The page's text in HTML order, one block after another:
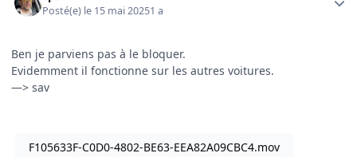
Posté(e) le 15 mai 20251 a
Ben je parviens pas à le bloquer.
Evidemment il fonctionne sur les autres voitures.
—> sav
F105633F-C0D0-4802-BE63-EEA82A09CBC4.mov